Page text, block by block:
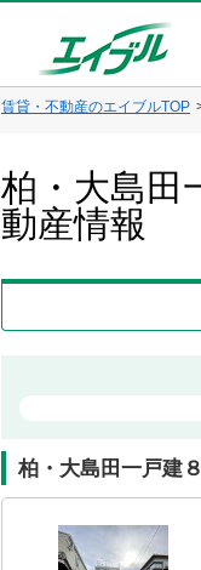
賃貸・不動産のエイブルTOP
柏・大島田
動産情報
柏・大島田一戸建